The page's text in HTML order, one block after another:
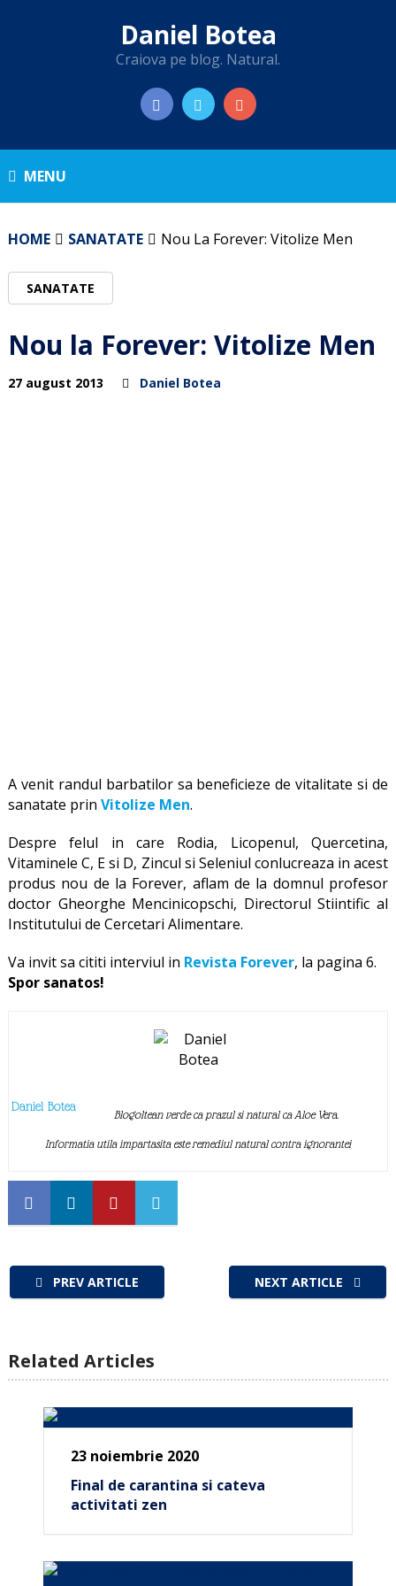
Daniel Botea
Craiova pe blog. Natural.
MENU
HOME SANATATE Nou La Forever: Vitolize Men
SANATATE
Nou la Forever: Vitolize Men
27 august 2013 Daniel Botea
A venit randul barbatilor sa beneficieze de vitalitate si de
sanatate prin Vitolize Men.
Despre felul in care Rodia, Licopenul, Quercetina,
Vitaminele C, E si D, Zincul si Seleniul conlucreaza in acest
produs nou de la Forever, aflam de la domnul profesor
doctor Gheorghe Mencinicopschi, Directorul Stiintific al
Institutului de Cercetari Alimentare.
Va invit sa cititi interviul in Revista Forever, la pagina 6.
Spor sanatos!
Daniel Botea
Blogoltean verde ca prazul si natural ca Aloe Vera.
Informatia utila impartasita este remediul natural contra ignorantei
PREV ARTICLE NEXT ARTICLE
Related Articles
23 noiembrie 2020
Final de carantina si cateva
activitati zen